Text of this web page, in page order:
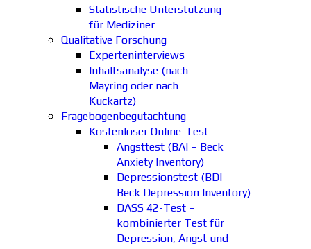
Statistische Unterstützung
für Mediziner
Qualitative Forschung
Experteninterviews
Inhaltsanalyse (nach
Mayring oder nach
Kuckartz)
Fragebogenbegutachtung
Kostenloser Online-Test
Angsttest (BAI – Beck
Anxiety Inventory)
Depressionstest (BDI –
Beck Depression Inventory)
DASS 42-Test –
kombinierter Test für
Depression, Angst und